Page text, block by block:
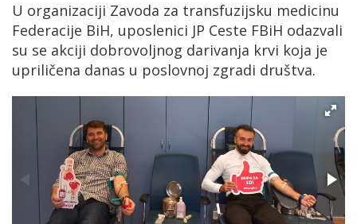
U organizaciji Zavoda za transfuzijsku medicinu
Federacije BiH, uposlenici JP Ceste FBiH odazvali
su se akciji dobrovoljnog darivanja krvi koja je
upriličena danas u poslovnoj zgradi društva.